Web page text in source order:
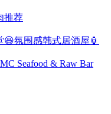
推荐
氛围感韩式居酒屋🏮
Seafood & Raw Bar